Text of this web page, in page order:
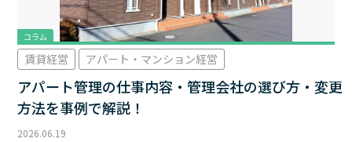
コラム
賃貸経営 アパート・マンション経営
アパート管理の仕事内容・管理会社の選び方・変更
方法を事例で解説！
2026.06.19